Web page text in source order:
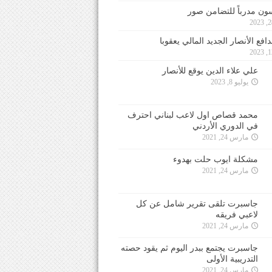
مدرباً للتضامن صور
الأنصار الجديد المالي يعقوبا
علي علاء الدين يوقع للأنصار
يوليو 8, 2023
محمد قصاص اول لاعب لبناني احترف
في الدوري الأردني
مارس 24, 2021
مشكلة ايوب حلت بهدوء
مارس 24, 2021
جاسبرت تلقى تقرير شامل عن كل
لاعبي فريقه
مارس 24, 2021
جاسبرت يجتمع ببدر اليوم ثم يقود حصته
التدريبية الأولى
مارس 24, 2021